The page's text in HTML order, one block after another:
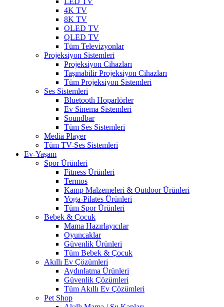
4K TV
8K TV
OLED TV
QLED TV
Tüm Televizyonlar
Projeksiyon Sistemleri
Projeksiyon Cihazları
Taşınabilir Projeksiyon Cihazları
Tüm Projeksiyon Sistemleri
Ses Sistemleri
Bluetooth Hoparlörler
Ev Sinema Sistemleri
Soundbar
Tüm Ses Sistemleri
Media Player
Tüm TV-Ses Sistemleri
Ev-Yaşam
Spor Ürünleri
Fitness Ürünleri
Termos
Kamp Malzemeleri & Outdoor Ürünleri
Yoga-Pilates Ürünleri
Tüm Spor Ürünleri
Bebek & Çocuk
Mama Hazırlayıcılar
Oyuncaklar
Güvenlik Ürünleri
Tüm Bebek & Çocuk
Akıllı Ev Çözümleri
Aydınlatma Ürünleri
Güvenlik Çözümleri
Tüm Akıllı Ev Çözümleri
Pet Shop